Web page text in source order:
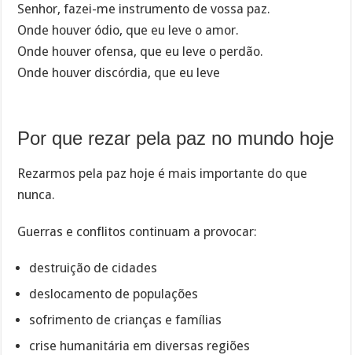
Senhor, fazei-me instrumento de vossa paz.
Onde houver ódio, que eu leve o amor.
Onde houver ofensa, que eu leve o perdão.
Onde houver discórdia, que eu leve
Por que rezar pela paz no mundo hoje
Rezarmos pela paz hoje é mais importante do que
nunca.
Guerras e conflitos continuam a provocar:
destruição de cidades
deslocamento de populações
sofrimento de crianças e famílias
crise humanitária em diversas regiões